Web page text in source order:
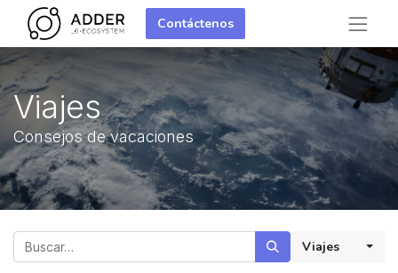
Contáctenos
Viajes
Consejos de vacaciones
Viajes